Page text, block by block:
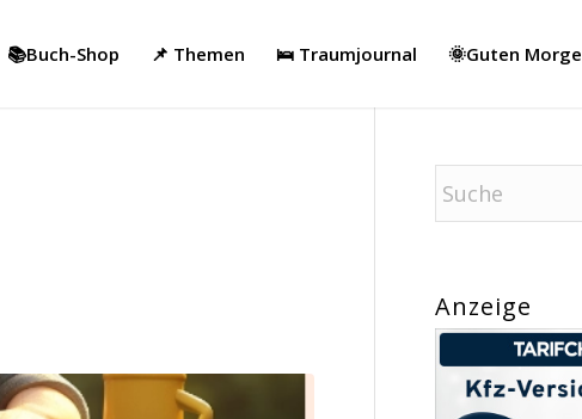
📚Buch-Shop 📌 Themen 🛌 Traumjournal 🌞Guten
Anzeige